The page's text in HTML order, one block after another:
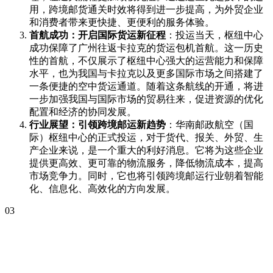
用，跨境邮货通关时效将得到进一步提高，为外贸企业
和消费者带来更快捷、更便利的服务体验。
首航成功：开启国际货运新征程 ：投运当天，枢纽中心
成功保障了广州往返卡拉克的货运包机首航。这一历史
性的首航，不仅展示了枢纽中心强大的运营能力和保障
水平，也为我国与卡拉克以及更多国际市场之间搭建了
一条便捷的空中货运通道。随着这条航线的开通，将进
一步加强我国与国际市场的贸易往来，促进资源的优化
配置和经济的协同发展。
行业展望：引领跨境邮运新趋势 ：华南邮政航空（国
际）枢纽中心的正式投运，对于货代、报关、外贸、生
产企业来说，是一个重大的利好消息。它将为这些企业
提供更高效、更可靠的物流服务，降低物流成本，提高
市场竞争力。同时，它也将引领跨境邮运行业朝着智能
化、信息化、高效化的方向发展。
03